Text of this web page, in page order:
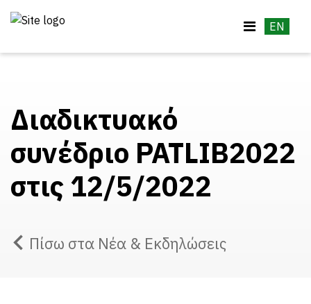
EN
Διαδικτυακό
συνέδριο PATLIB2022
στις 12/5/2022
Πίσω στα Νέα & Εκδηλώσεις